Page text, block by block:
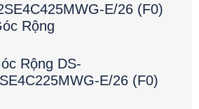
E/26 (F0)
Rộng
Rộng DS-
E/26 (F0)